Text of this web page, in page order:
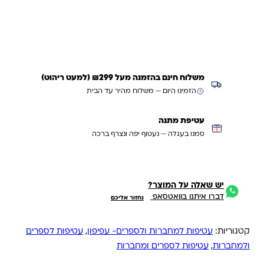
משלוח חינם בהזמנה מעל ₪299 (למעט ריהוט)
הזמינו היום — משלוח מהיר עד הבית
עטיפת מתנה
סמנו בעגלה — נעטוף יפה ונצרף ברכה
יש שאלה על המוצר?
דברו איתנו בוואטסאפ נחזור אליכם
קטגוריות: עטיפות למחברות ולספרים- עפיפון , עטיפות לספרים
ולמחברות, עטיפות לספרים ומחברות